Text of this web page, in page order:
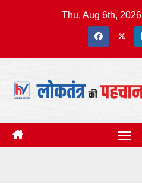
Thu. Aug 6th, 2026